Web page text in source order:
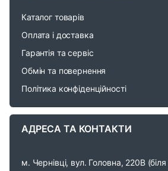
Каталог товарів
Оплата і доставка
Гарантія та сервіс
Обмін та повернення
Політика конфіденційності
АДРЕСА ТА КОНТАКТИ
м. Чернівці, вул. Головна, 220В